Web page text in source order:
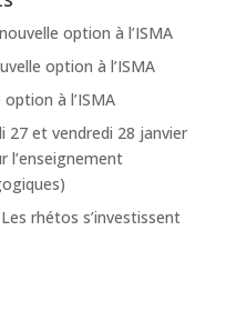
option à l’ISMA
option à l’ISMA
à l’ISMA
27 et vendredi 28 janvier
l’enseignement
Les rhétos s’investissent